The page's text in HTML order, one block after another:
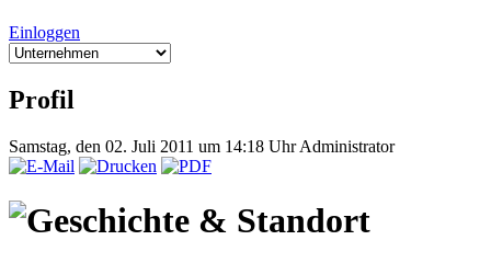
Einloggen
Profil
Samstag, den 02. Juli 2011 um 14:18 UhrAdministrator
Geschichte & Standort